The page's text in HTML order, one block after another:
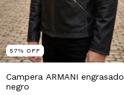
57% OFF
Campera ARMANI engrasado
negro